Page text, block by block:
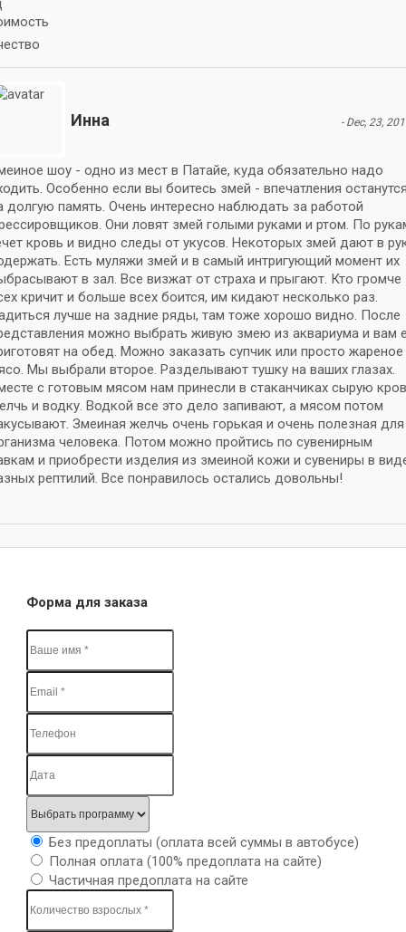
- Dec, 23,
Инна
шоу - одно из мест в Патайе, куда обязательно надо
Особенно если вы боитесь змей - впечатления
долгую память. Очень интересно наблюдать за работой
Они ловят змей голыми руками и ртом. По
кровь и видно следы от укусов. Некоторых змей дают в
Есть муляжи змей и в самый интригующий момент их
в зал. Все визжат от страха и прыгают. Кто громче
кричит и больше всех боится, им кидают несколько раз.
лучше на задние ряды, там тоже хорошо видно. После
можно выбрать живую змею из аквариума и вам
на обед. Можно заказать супчик или просто жареное
Мы выбрали второе. Разделывают тушку на ваших глазах.
с готовым мясом нам принесли в стаканчиках сырую
и водку. Водкой все это дело запивают, а мясом потом
Змеиная желчь очень горькая и очень полезная для
человека. Потом можно пройтись по сувенирным
и приобрести изделия из змеиной кожи и сувениры в
рептилий. Все понравилось остались довольны!
Форма для заказа
Без предоплаты (оплата всей суммы в автобусе)
Полная оплата (100% предоплата на сайте)
Частичная предоплата на сайте